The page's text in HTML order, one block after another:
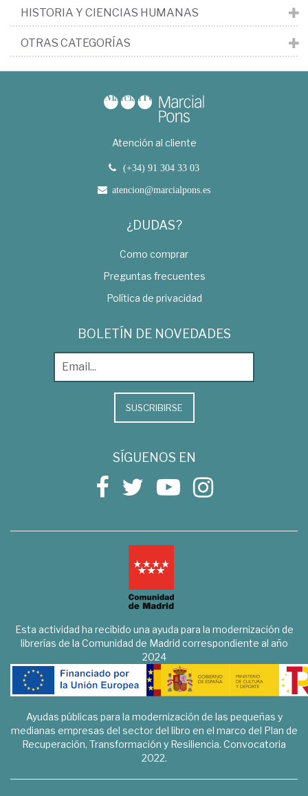
HISTORIA Y CIENCIAS HUMANAS
OTRAS CATEGORÍAS
Atención al cliente
(+34) 91 304 33 03
atencion@marcialpons.es
¿DUDAS?
Como comprar
Preguntas frecuentes
Política de privacidad
BOLETÍN DE NOVEDADES
SUSCRIBIRSE
SÍGUENOS EN
Esta actividad ha recibido una ayuda para la modernización de
librerías de la Comunidad de Madrid correspondiente al año
2024
Ayudas públicas para la modernización de las pequeñas y
medianas empresas del sector del libro en el marco del Plan de
Recuperación, Transformación y Resiliencia. Convocatoria
2022.